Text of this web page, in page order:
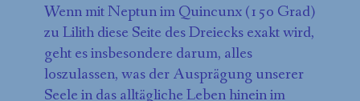
Wenn mit Neptun im Quincunx (150 Grad)
zu Lilith diese Seite des Dreiecks exakt wird,
geht es insbesondere darum, alles
loszulassen, was der Ausprägung unserer
Seele in das alltägliche Leben hinein im